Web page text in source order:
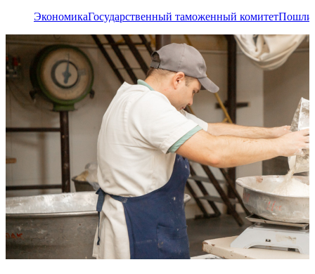
ЭкономикаГосударственный таможенный комитет